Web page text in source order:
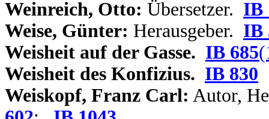
Weinreich, Otto: Übersetzer. IB
Weise, Günter: Herausgeber. IB
Weisheit auf der Gasse. IB 685
Weisheit des Konfizius. IB 830
Weiskopf, Franz Carl: Autor,